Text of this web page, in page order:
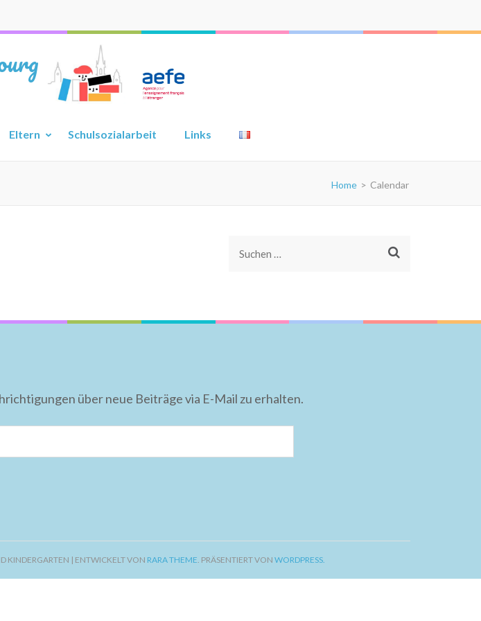
Eltern Schulsozialarbeit Links
Home > Calendar
Suchen
über neue Beiträge via E-Mail zu erhalten.
KINDERGARTEN | ENTWICKELT VON RARA THEME. PRÄSENTIERT VON WORDPRESS.